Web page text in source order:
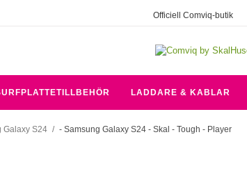
Officiell Comviq-butik
LADDARE & KABLAR
Galaxy S24 / - Samsung Galaxy S24 - Skal - Tough - Player